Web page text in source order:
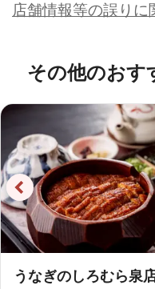
店舗情報等の誤りに
その他のおす
うなぎのしろむら泉